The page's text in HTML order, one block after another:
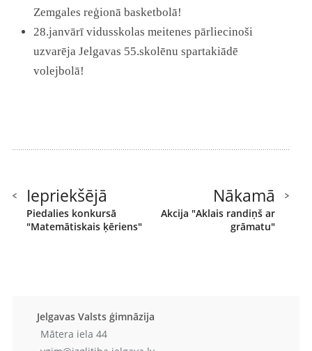
Zemgales reģionā basketbolā!
28.janvārī vidusskolas meitenes pārliecinoši
uzvarēja Jelgavas 55.skolēnu spartakiādē
volejbolā!
Iepriekšējā
Piedalies konkursā
"Matemātiskais ķēriens"
Nākamā
Akcija "Aklais randiņš ar
grāmatu"
Jelgavas Valsts ģimnāzija
Mātera iela 44